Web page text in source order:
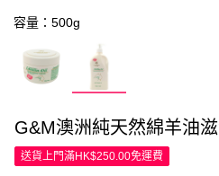
容量：500g
G&M澳洲純天然綿羊油
送貨上門滿HK$250.00免運費